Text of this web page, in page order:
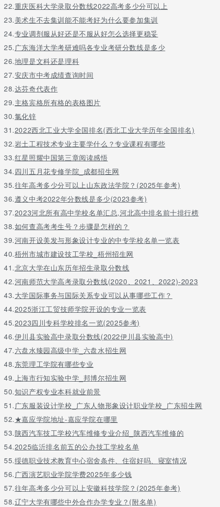
22.重庆医科大学录取分数线2022高考多少分可以上
23.美术生不去集训能不能考好为什么要参加集训
24.专业调剂服从好还是不服从好怎么选择更稳妥
25.广东海洋大学考研难吗各专业考研分数线是多少
26.地理是文科还是理科
27.安庆市中考成绩查询时间
28.达芬奇代表作
29.主格宾格所有格的表格图片
30.氯化锌
31.2022西北工业大学全国排名(西北工业大学历年全国排名)
32.岩土工程技术专业主要学什么？专业课程有哪些
33.红星照耀中国第三章阅读感悟
34.四川五月花专修学院_成都招生网
35.往年高考多少分可以上山东政法学院？(2025年参考)
36.遵义中考2022年分数线是多少(2023参考)
37.2023河北所有高中学校名单汇总,河北高中排名前十排行榜
38.如何查高考考生号？步骤是怎样的？
39.河南开设美发与形象设计专业的中专学校名单一览表
40.梧州市城市建设技工学校_梧州招生网
41.北京大学在山东历年招生录取分数线
42.河南师范大学高考录取分数线(2020、2021、2022)-2023
43.大学国际事务与国际关系专业可以从事哪些工作？
44.2025浙江工贸技师学院开设的专业一览表
45.2023四川专科学校排名一览(2025参考)
46.伊川县实验高中录取分数线(2022伊川县实验高中)
47.六盘水臻园高级中学_六盘水招生网
48.东莞理工学院有哪些专业
49.上海市行知实验中学_邦博尔招生网
50.知识产权专业本科就业前景
51.广东服装设计学校_广东人物形象设计职业学校_广东招生网
52.★嘉应学院地址-嘉应学院在哪里
53.陕西汽车技工学校汽车维修专业介绍_陕西汽车维修的
54.2025临沂排名前五的公办技工学校名单
55.绥德职业技术教育中心宿舍条件、住宿好吗、寝室情况
56.广西演艺职业学院学费2025年多少钱
57.往年高考多少分可以上安徽科技学院？(2025年参考)
58.辽宁大学有哪些中外合作办学专业？(附名单)